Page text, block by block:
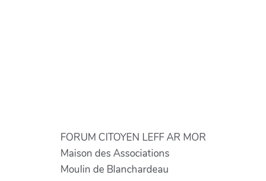
FORUM CITOYEN LEFF AR MOR
Maison des Associations
Moulin de Blanchardeau